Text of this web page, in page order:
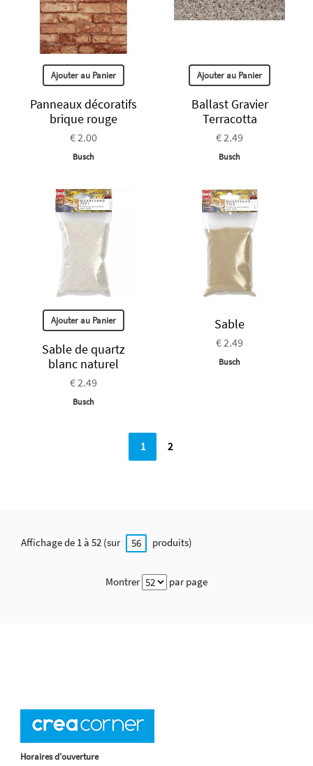
Ajouter au Panier
Panneaux décoratifs
brique rouge
€ 2.00
Busch
Ajouter au Panier
Ballast Gravier
Terracotta
€ 2.49
Busch
Ajouter au Panier
Sable de quartz
blanc naturel
€ 2.49
Busch
Sable
€ 2.49
Busch
1 2
Affichage de 1 à 52 (sur 56 produits)
Montrer par page
Horaires d'ouverture